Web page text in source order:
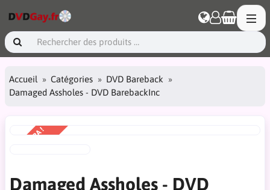
Accueil Catégories
DVD Bareback
Damaged Assholes - DVD BarebackInc
PRIX EXTRA !
Damaged Assholes - DVD